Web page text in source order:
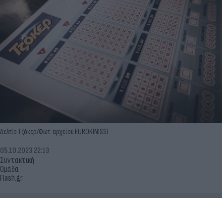
Δελτίο Τζόκερ/Φωτ. αρχείου EUROKINISSI
Συντακτική
Ομάδα
Flash.gr
05.10.2023 22:13